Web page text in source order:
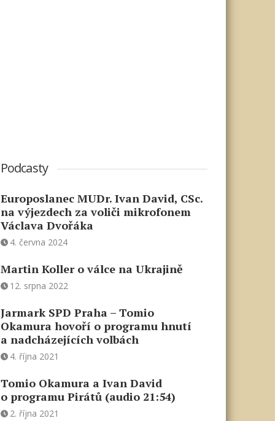
Podcasty
Europoslanec MUDr. Ivan David, CSc.
na výjezdech za voliči mikrofonem
Václava Dvořáka
4. června 2024
Martin Koller o válce na Ukrajině
12. srpna 2022
Jarmark SPD Praha – Tomio
Okamura hovoří o programu hnutí
a nadcházejících volbách
4. října 2021
Tomio Okamura a Ivan David
o programu Pirátů (audio 21:54)
2. října 2021